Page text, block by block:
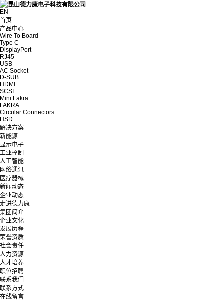
EN
首页
产品中心
Wire To Board
Type C
DisplayPort
RJ45
USB
AC Socket
D-SUB
HDMI
SCSI
Mini Fakra
FAKRA
Circular Connectors
HSD
解决方案
新能源
显示电子
工业控制
人工智能
网络通讯
医疗器械
新闻动态
企业动态
走进德力康
集团简介
企业文化
发展历程
荣誉资质
社会责任
人力资源
人才培养
职位招聘
联系我们
联系方式
在线留言